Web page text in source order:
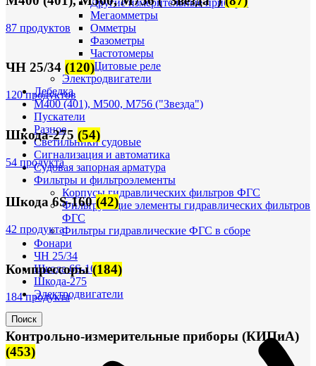
Другие измерительные приборы
Мегаомметры
Омметры
Фазометры
Частотомеры
Щитовые реле
Электродвигатели
Лебедка
М400 (401), М500, М756 ("Звезда")
Пускатели
Разное
Светильники судовые
Сигнализация и автоматика
Судовая запорная арматура
Фильтры и фильтроэлементы
Корпусы гидравлических фильтров ФГС
Фильтрующие элементы гидравлических фильтров
ФГС
Фильтры гидравлические ФГС в сборе
Фонари
ЧН 25/34
Шкода 6S-160
Шкода-275
Электродвигатели
Поиск
87 продуктов
ЧН 25/34 (120)
120 продуктов
Шкода-275 (54)
54 продукта
Шкода 6S-160(42)
42 продукта
Компрессоры(184)
184 продукта
Контрольно-измерительные приборы (КИПиА)
(453)